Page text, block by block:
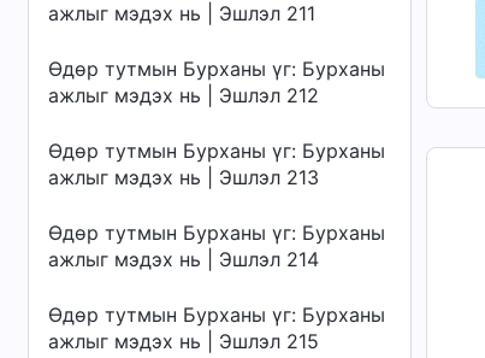
ажлыг мэдэх нь | Эшлэл 211
Өдөр тутмын Бурханы үг: Бурханы
ажлыг мэдэх нь | Эшлэл 212
Өдөр тутмын Бурханы үг: Бурханы
ажлыг мэдэх нь | Эшлэл 213
Өдөр тутмын Бурханы үг: Бурханы
ажлыг мэдэх нь | Эшлэл 214
Өдөр тутмын Бурханы үг: Бурханы
ажлыг мэдэх нь | Эшлэл 215